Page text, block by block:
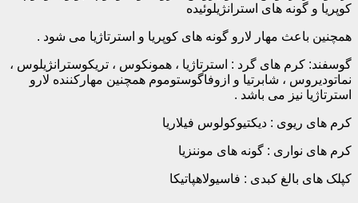
کوپریا و گونه های استرانژیلوئیده
همچنین باعث مهار لارو گونه های کوپریا و استرتاژیا می شود .
گوسفند: کرم های گرد : استرتاژیا ، همونکوس ، تریکوسترانژیلوس ،
نماتودیروس ، شابرتیا و ازوفاگوستوموم همچنین مهارکننده لارو
استرتاژیا نیز می باشد .
کرم های ریوی : دیکتیوکولوس فیلاریا
کرم های نواری : گونه های موننزیا
کپلک های بالغ کبدی : فاسیولاهپاتیکا